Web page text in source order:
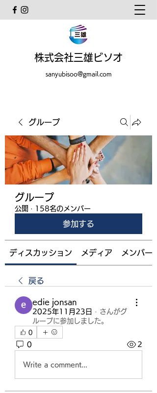
株式会社三雄ビソオ
sanyubisoo@gmail.com
グループ
グループ
公開 · 158名のメンバー
参加する
ディスカッション メディア メンバー
戻る
edie jonsan
2025年11月23日 · さんがグ
ループに参加しました。
0
0 2
Write a comment...